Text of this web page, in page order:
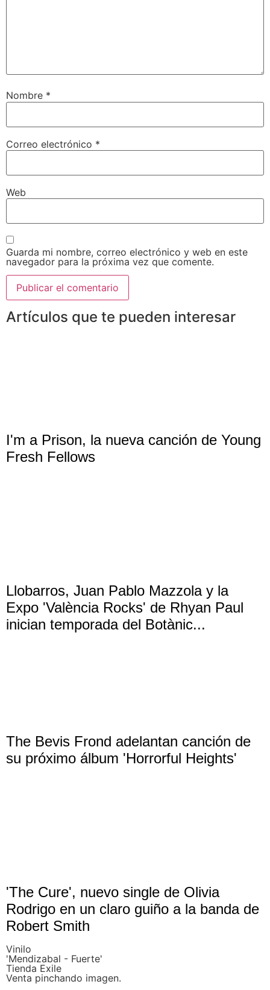
Nombre *
Correo electrónico *
Web
Guarda mi nombre, correo electrónico y web en este
navegador para la próxima vez que comente.
Artículos que te pueden interesar
I'm a Prison, la nueva canción de Young
Fresh Fellows
Llobarros, Juan Pablo Mazzola y la
Expo 'València Rocks' de Rhyan Paul
inician temporada del Botànic...
The Bevis Frond adelantan canción de
su próximo álbum 'Horrorful Heights'
'The Cure', nuevo single de Olivia
Rodrigo en un claro guiño a la banda de
Robert Smith
Vinilo
'Mendizabal - Fuerte'
Tienda Exile
Venta pinchando imagen.